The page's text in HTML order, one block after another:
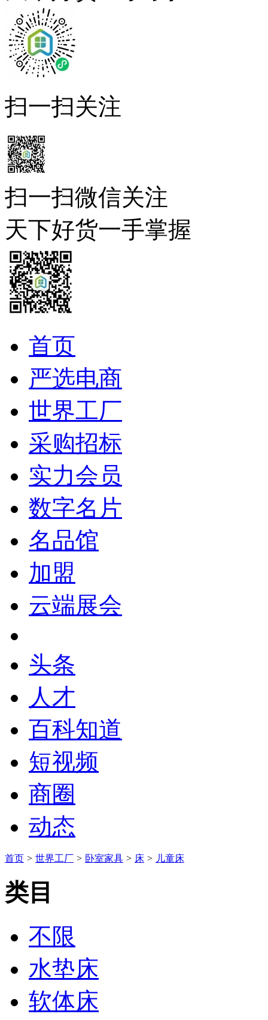
扫一扫关注
扫一扫微信关注
天下好货一手掌握
首页
严选电商
世界工厂
采购招标
实力会员
数字名片
名品馆
加盟
云端展会
头条
人才
百科知道
短视频
商圈
动态
首页 > 世界工厂 > 卧室家具 > 床 > 儿童床
类目
不限
水垫床
软体床